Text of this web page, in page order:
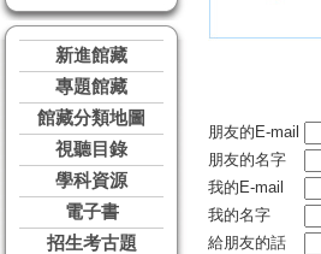
新進館藏
專題館藏
館藏分類地圖
視聽目錄
學科資源
電子書
招生考古題
朋友的E-mail
朋友的名字
我的E-mail
我的名字
給朋友的話